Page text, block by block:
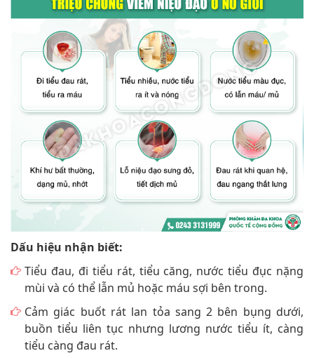
Dấu hiệu nhận biết:
Tiểu đau, đi tiểu rát, tiểu căng, nước tiểu đục nặng
mùi và có thể lẫn mủ hoặc máu sợi bên trong.
Cảm giác buốt rát lan tỏa sang 2 bên bụng dưới,
buồn tiểu liên tục nhưng lương nước tiểu ít, càng
tiểu càng đau rát.